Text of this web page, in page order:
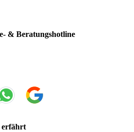
& Beratungshotline
erfährt